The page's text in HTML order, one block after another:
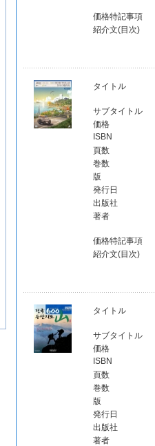
価格特記事項
紹介文(目次)
タイトル
サブタイトル
価格
ISBN
頁数
巻数
版
発行日
出版社
著者
価格特記事項
紹介文(目次)
タイトル
サブタイトル
価格
ISBN
頁数
巻数
版
発行日
出版社
著者